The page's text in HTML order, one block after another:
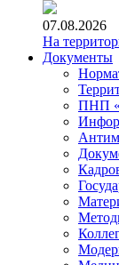
07.08.2026
На
Документы
ПНП